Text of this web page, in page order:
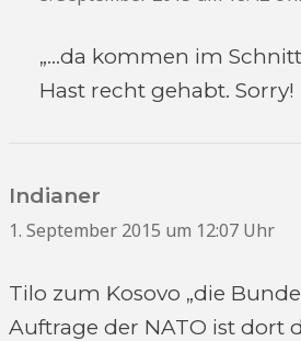
„…da kommen im
Hast recht gehabt. Sorry!
Indianer
1. September 2015 um 12:07 Uhr
Tilo zum Kosovo „die
Auftrage der NATO ist dort